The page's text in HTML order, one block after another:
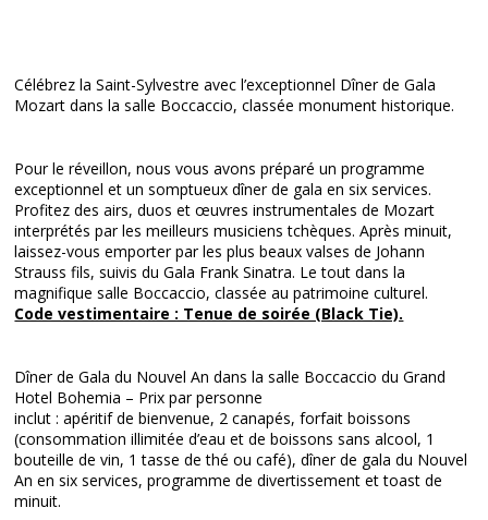
Célébrez la Saint-Sylvestre avec l’exceptionnel Dîner de Gala
Mozart dans la salle Boccaccio, classée monument historique.
Pour le réveillon, nous vous avons préparé un programme
exceptionnel et un somptueux dîner de gala en six services.
Profitez des airs, duos et œuvres instrumentales de Mozart
interprétés par les meilleurs musiciens tchèques. Après minuit,
laissez-vous emporter par les plus beaux valses de Johann
Strauss fils, suivis du Gala Frank Sinatra. Le tout dans la
magnifique salle Boccaccio, classée au patrimoine culturel.
Code vestimentaire : Tenue de soirée (Black Tie).
Dîner de Gala du Nouvel An dans la salle Boccaccio du Grand
Hotel Bohemia – Prix par personne
inclut : apéritif de bienvenue, 2 canapés, forfait boissons
(consommation illimitée d’eau et de boissons sans alcool, 1
bouteille de vin, 1 tasse de thé ou café), dîner de gala du Nouvel
An en six services, programme de divertissement et toast de
minuit.